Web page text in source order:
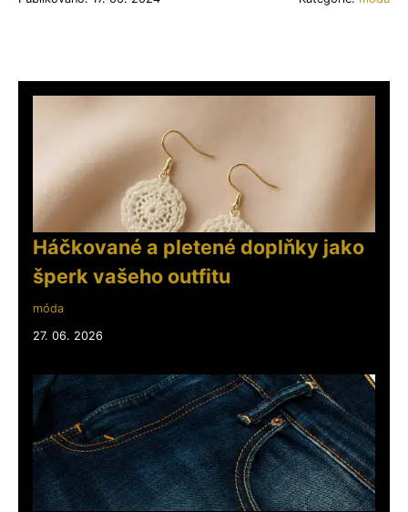
Háčkované a pletené doplňky jako
šperk vašeho outfitu
móda
27. 06. 2026